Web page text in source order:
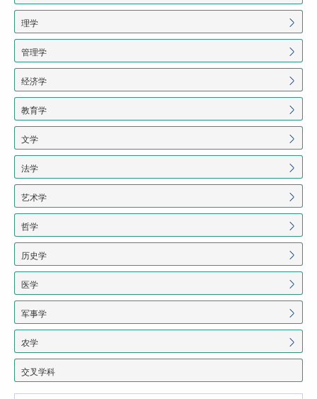
理学
管理学
经济学
教育学
文学
法学
艺术学
哲学
历史学
医学
军事学
农学
交叉学科